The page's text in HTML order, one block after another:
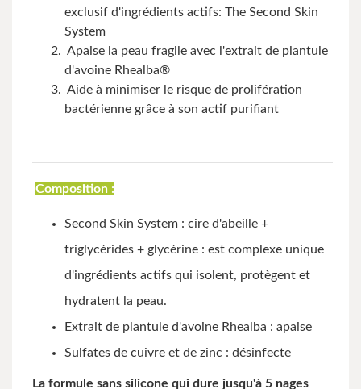
exclusif d'ingrédients actifs: The Second Skin
System
Apaise la peau fragile avec l'extrait de plantule
d'avoine Rhealba®
Aide à minimiser le risque de prolifération
bactérienne grâce à son actif purifiant
Composition :
Second Skin System : cire d'abeille +
triglycérides + glycérine : est complexe unique
d'ingrédients actifs qui isolent, protègent et
hydratent la peau.
Extrait de plantule d'avoine Rhealba : apaise
Sulfates de cuivre et de zinc : désinfecte
La formule sans silicone qui dure jusqu'à 5 nages